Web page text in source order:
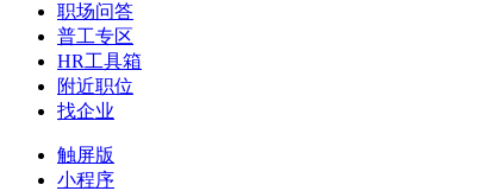
职场问答
普工专区
HR工具箱
附近职位
找企业
触屏版
小程序